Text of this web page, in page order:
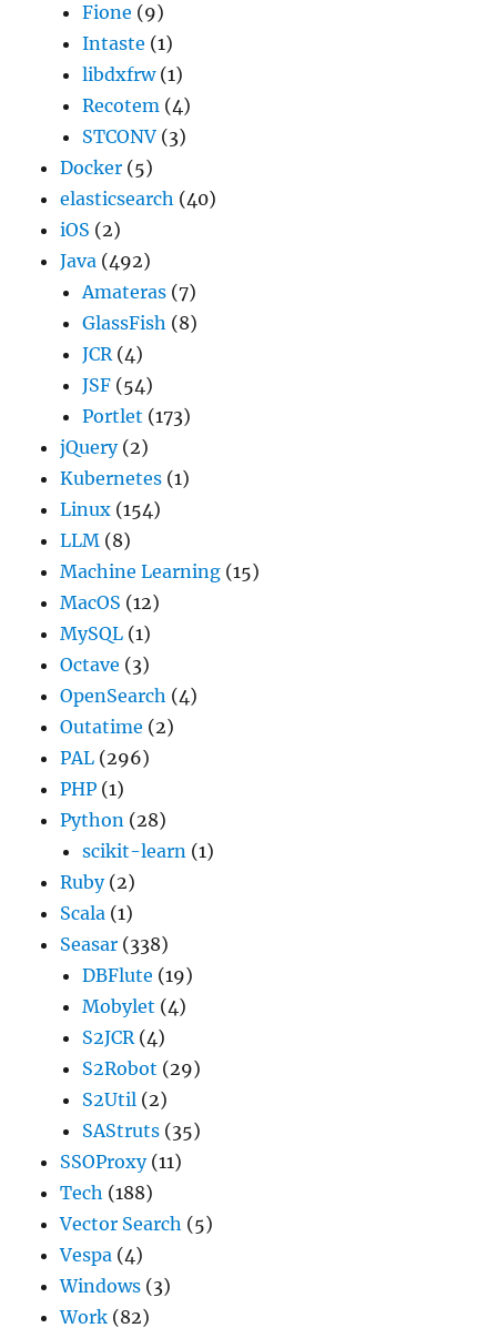
Fione (9)
Intaste (1)
libdxfrw(1)
Recotem (4)
STCONV (3)
Docker (5)
elasticsearch (40)
iOS (2)
Java (492)
Amateras (7)
GlassFish (8)
JCR(4)
JSF (54)
Portlet (173)
jQuery(2)
Kubernetes (1)
Linux (154)
LLM (8)
Machine Learning (15)
MacOS (12)
MySQL (1)
Octave (3)
OpenSearch (4)
Outatime (2)
PAL (296)
PHP (1)
Python (28)
scikit-learn (1)
Ruby(2)
Scala (1)
Seasar (338)
DBFlute (19)
Mobylet (4)
S2JCR(4)
S2Robot (29)
S2Util (2)
SAStruts (35)
SSOProxy(11)
Tech (188)
Vector Search (5)
Vespa (4)
Windows (3)
Work (82)